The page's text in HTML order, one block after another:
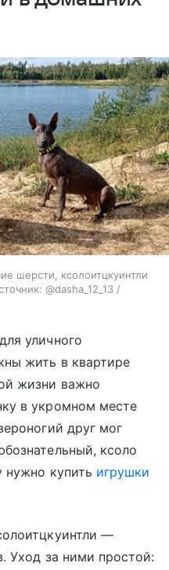
шерсти, ксолоитцкуинтли
@dasha_12_13 /
уличного
жить в квартире
жизни важно
в укромном месте
друг мог
ксоло
нужно купить игрушки
—
Уход за ними простой: